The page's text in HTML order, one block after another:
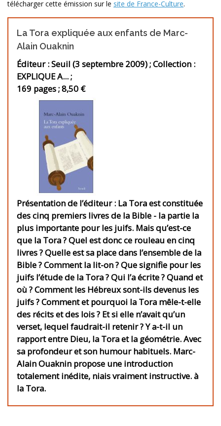
télécharger cette émission sur le site de France-Culture.
La Tora expliquée aux enfants de Marc-
Alain Ouaknin
Éditeur : Seuil (3 septembre 2009) ; Collection :
EXPLIQUE A... ;
169 pages ; 8,50 €
Présentation de l’éditeur :La Tora est constituée
des cinq premiers livres de la Bible - la partie la
plus importante pour les juifs. Mais qu’est-ce
que la Tora ? Quel est donc ce rouleau en cinq
livres ? Quelle est sa place dans l’ensemble de la
Bible ? Comment la lit-on ? Que signifie pour les
juifs l’étude de la Tora ? Qui l’a écrite ? Quand et
où ? Comment les Hébreux sont-ils devenus les
juifs ? Comment et pourquoi la Tora mêle-t-elle
des récits et des lois ? Et si elle n’avait qu’un
verset, lequel faudrait-il retenir ? Y a-t-il un
rapport entre Dieu, la Tora et la géométrie. Avec
sa profondeur et son humour habituels. Marc-
Alain Ouaknin propose une introduction
totalement inédite, niais vraiment instructive. à
la Tora.